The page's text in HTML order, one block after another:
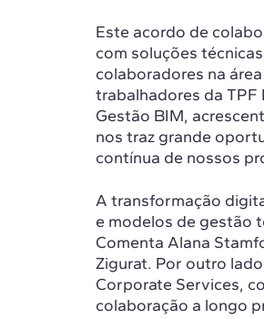
Este acordo de
com soluções
colaboradores na
trabalhadores da TPF
Gestão BIM,
nos traz grande
contínua de nossos
A transformação
e modelos de gestão
Comenta Alana
Zigurat. Por outro
Corporate Services,
colaboração a longo